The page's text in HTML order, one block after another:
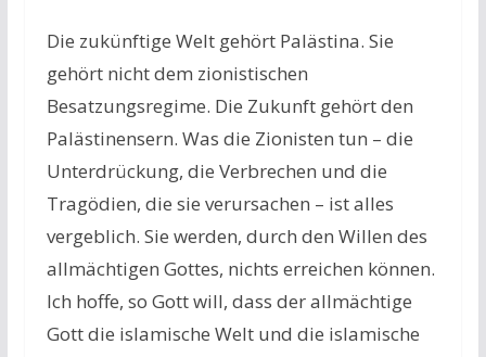
Die zukünftige Welt gehört Palästina. Sie
gehört nicht dem zionistischen
Besatzungsregime. Die Zukunft gehört den
Palästinensern. Was die Zionisten tun – die
Unterdrückung, die Verbrechen und die
Tragödien, die sie verursachen – ist alles
vergeblich. Sie werden, durch den Willen des
allmächtigen Gottes, nichts erreichen können.
Ich hoffe, so Gott will, dass der allmächtige
Gott die islamische Welt und die islamische